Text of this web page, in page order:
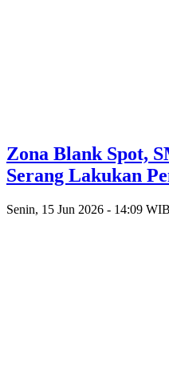
Zona Blank Spot,
Serang Lakukan
Senin, 15 Jun 2026 - 14:09 WIB